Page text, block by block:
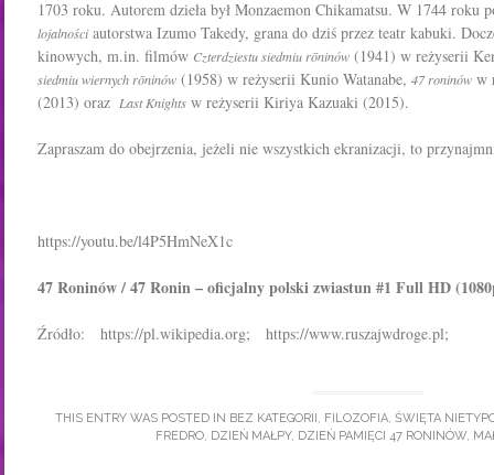
1703 roku. Autorem dzieła był Monzaemon Chikamatsu. W 1744 roku
lojalnościautorstwa Izumo Takedy, grana do dziś przez teatr kabuki.
kinowych, m.in. filmów Czterdziestu siedmiu rōninów (1941) w reżyserii
siedmiu wiernych rōninów (1958) w reżyserii Kunio Watanabe, 47 roninów w
(2013) oraz Last Knights w reżyserii Kiriya Kazuaki (2015).
Zapraszam do obejrzenia, jeżeli nie wszystkich ekranizacji, to
https://youtu.be/l4P5HmNeX1c
47 Roninów / 47 Ronin – oficjalny polski zwiastun #1 Full HD
Źródło: https://pl.wikipedia.org; https://www.ruszajwdroge.pl;
THIS ENTRY WAS POSTED IN BEZ KATEGORII FILOZOFIA ŚWIĘTA
FREDRO DZIEŃ MAŁPY, DZIEŃ PAMIĘCI 47 RONINÓW,